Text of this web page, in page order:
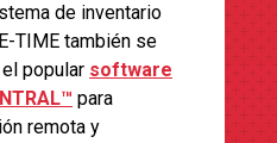
de inventario
TIME también se
popular software
para
remota y